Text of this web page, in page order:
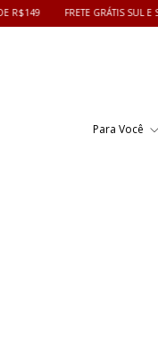
FRETE GRÁTIS SUL E SUDESTE |
Para Você